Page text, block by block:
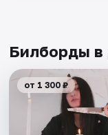
Билборды в
от 1 300 ₽